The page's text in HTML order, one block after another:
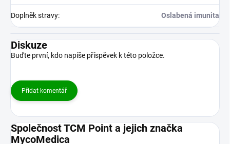
Doplněk stravy: Oslabená imunita
Diskuze
Buďte první, kdo napíše příspěvek k této položce.
Přidat komentář
Společnost TCM Point a jejich značka
MycoMedica